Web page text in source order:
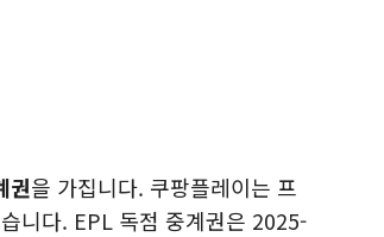
권을 가집니다. 쿠팡플레이는 프
니다. EPL 독점 중계권은 2025-